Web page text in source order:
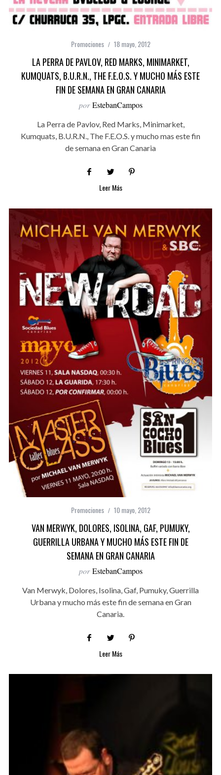
Promociones 18 mayo, 2012
LA PERRA DE PAVLOV, RED MARKS, MINIMARKET,
KUMQUATS, B.U.R.N., THE F.E.O.S. Y MUCHO MÁS ESTE
FIN DE SEMANA EN GRAN CANARIA
por EstebanCampos
La Perra de Pavlov, Red Marks, Minimarket,
Kumquats, B.U.R.N., The F.E.O.S. y mucho mas este fin
de semana en Gran Canaria
Leer Más
Promociones 10 mayo, 2012
VAN MERWYK, DOLORES, ISOLINA, GAF, PUMUKY,
GUERRILLA URBANA Y MUCHO MÁS ESTE FIN DE
SEMANA EN GRAN CANARIA
por EstebanCampos
Van Merwyk, Dolores, Isolina, Gaf, Pumuky, Guerrilla
Urbana y mucho más este fin de semana en Gran
Canaria.
Leer Más